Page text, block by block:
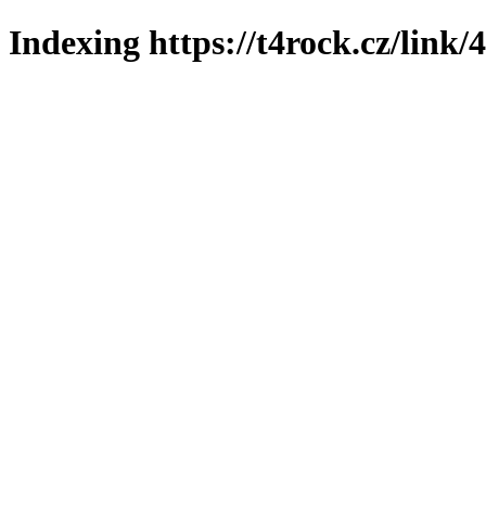
Indexing https://t4rock.cz/link/